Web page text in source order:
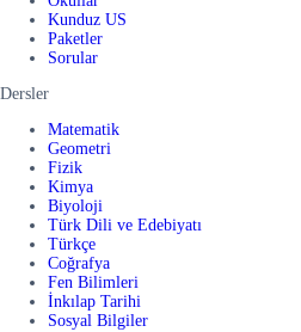
Kunduz US
Paketler
Sorular
Dersler
Matematik
Geometri
Fizik
Kimya
Biyoloji
Türk Dili ve Edebiyatı
Türkçe
Coğrafya
Fen Bilimleri
İnkılap Tarihi
Sosyal Bilgiler